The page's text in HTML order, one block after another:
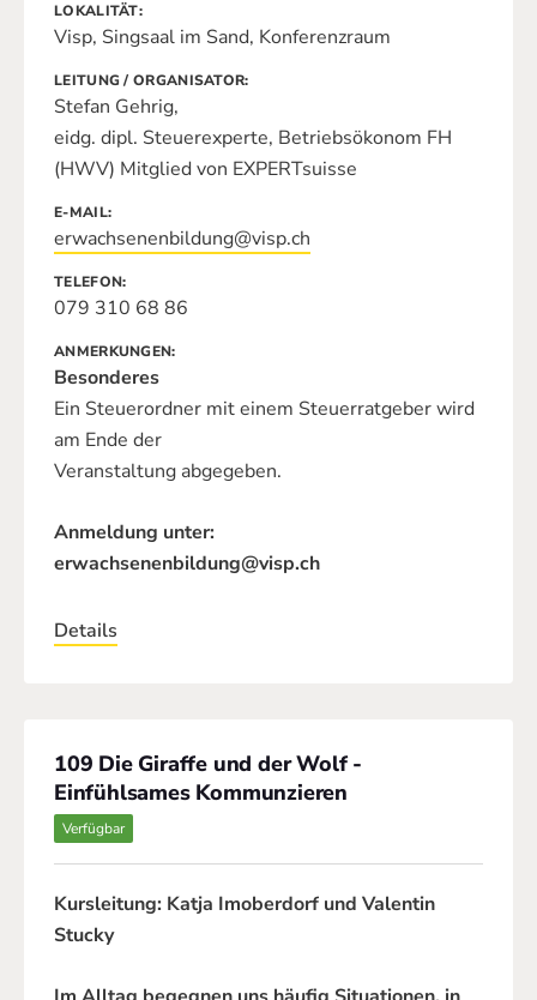
LOKALITÄT
Visp, Singsaal im Sand, Konferenzraum
LEITUNG / ORGANISATOR
Stefan Gehrig,
eidg. dipl. Steuerexperte, Betriebsökonom FH
(HWV) Mitglied von EXPERTsuisse
E-MAIL
erwachsenenbildung@visp.ch
TELEFON
079 310 68 86
ANMERKUNGEN
Besonderes
Ein Steuerordner mit einem Steuerratgeber wird
am Ende der
Veranstaltung abgegeben.
Anmeldung unter:
erwachsenenbildung@visp.ch
Details
109 Die Giraffe und der Wolf -
Einfühlsames Kommunzieren
Verfügbar
Kursleitung: Katja Imoberdorf und Valentin
Stucky